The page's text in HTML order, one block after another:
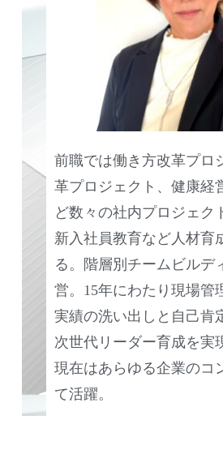
前職では働き方改革プロ
革プロジェクト、健康経
ど数々の社内プロジェク
新入社員教育など人材育
る。階層別チームビルデ
営。15年にわたり現場管
実績の洗い出しと自己肯
次世代リーダー育成を実
現在はあらゆる企業のコ
て活躍。